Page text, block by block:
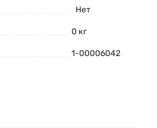
Нет
0 кг
1-00006042